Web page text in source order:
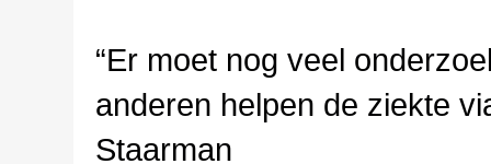
“Er moet nog veel
anderen helpen de ziekte
Staarman